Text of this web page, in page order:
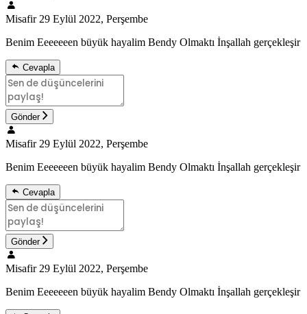
Misafir 29 Eylül 2022, Perşembe
Benim Eeeeeeen büyük hayalim Bendy Olmaktı İnşallah gerçekleşir
Cevapla
Gönder
Misafir 29 Eylül 2022, Perşembe
Benim Eeeeeeen büyük hayalim Bendy Olmaktı İnşallah gerçekleşir
Cevapla
Gönder
Misafir 29 Eylül 2022, Perşembe
Benim Eeeeeeen büyük hayalim Bendy Olmaktı İnşallah gerçekleşir